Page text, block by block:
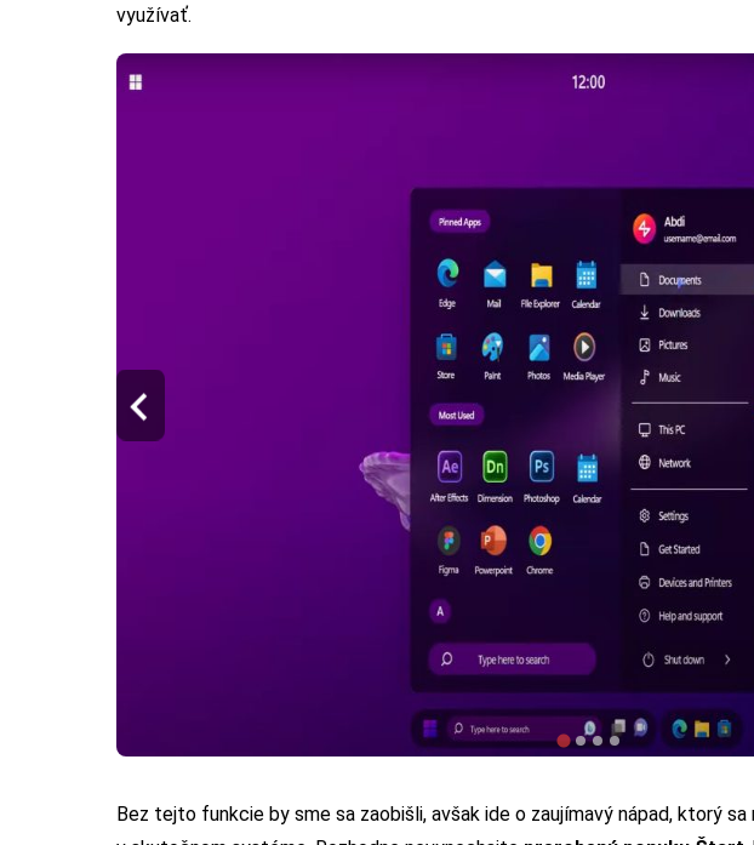
využívať.
Bez tejto funkcie by sme sa zaobišli, avšak ide o zaujímavý nápad, ktorý